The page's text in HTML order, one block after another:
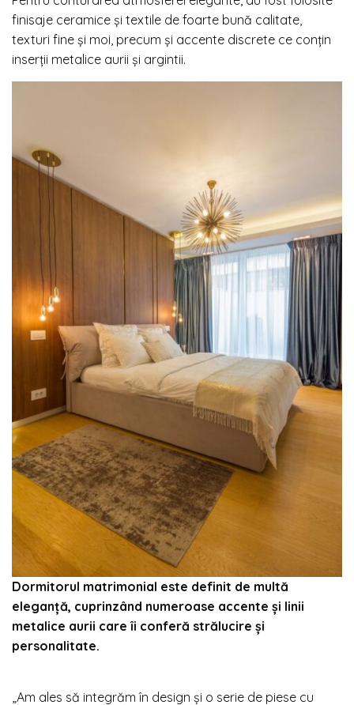
finisaje ceramice și textile de foarte bună calitate,
texturi fine şi moi, precum și accente discrete ce conțin
inserţii metalice aurii şi argintii.
Dormitorul matrimonial este definit de multă
eleganță, cuprinzând numeroase accente şi linii
metalice aurii care îi conferă strălucire şi
personalitate.
„Am ales să integrăm în design și o serie de piese cu